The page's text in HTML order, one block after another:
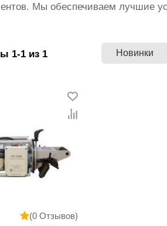
Мы обеспечиваем лучшие
ведущими
ikarvon.uz — это самый широкий
Фаскосниматели для труб.
1-1 из 1 Новинки
(0 Отзывов)